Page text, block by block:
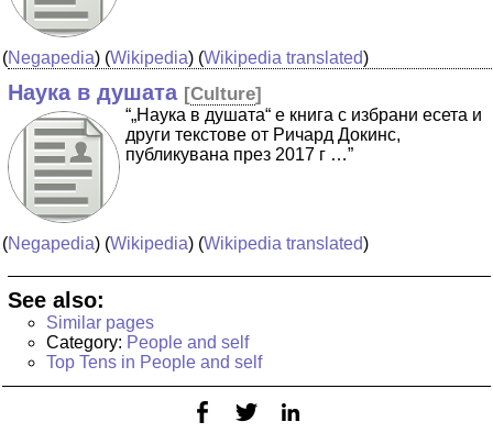
(Negapedia) (Wikipedia) (Wikipedia translated)
Наука в душата [Culture]
“„Наука в душата“ е книга с избрани есета и
други текстове от Ричард Докинс,
публикувана през 2017 г …”
(Negapedia) (Wikipedia) (Wikipedia translated)
See also:
Similar pages
Category: People and self
Top Tens in People and self